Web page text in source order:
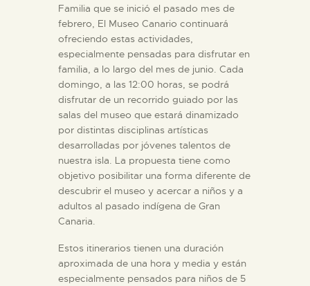
█
EL MUSEO
COLECCIONES
DIDÁCTICA
ESPAÑOL
Familia que se inició el pasado mes de
febrero, El Museo Canario continuará
ofreciendo estas actividades,
especialmente pensadas para disfrutar en
familia, a lo largo del mes de junio. Cada
domingo, a las 12:00 horas, se podrá
disfrutar de un recorrido guiado por las
salas del museo que estará dinamizado
por distintas disciplinas artísticas
desarrolladas por jóvenes talentos de
nuestra isla. La propuesta tiene como
objetivo posibilitar una forma diferente de
descubrir el museo y acercar a niños y a
adultos al pasado indígena de Gran
Canaria.
Estos itinerarios tienen una duración
aproximada de una hora y media y están
especialmente pensados para niños de 5